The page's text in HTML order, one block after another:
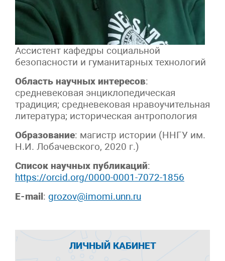
Ассистент кафедры социальной
безопасности и гуманитарных технологий
Область научных интересов:
средневековая энциклопедическая
традиция; средневековая нравоучительная
литература; историческая антропология
Образование: магистр истории (ННГУ им.
Н.И. Лобачевского, 2020 г.)
Список научных публикаций:
https://orcid.org/0000-0001-7072-1856
E-mail: grozov@imomi.unn.ru
ЛИЧНЫЙ КАБИНЕТ